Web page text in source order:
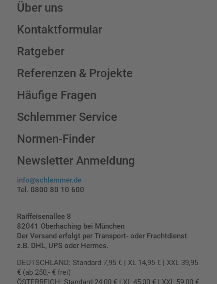
Über uns
Kontaktformular
Ratgeber
Referenzen & Projekte
Häufige Fragen
Schlemmer Service
Normen-Finder
Newsletter Anmeldung
info@schlemmer.de
Tel. 0800 80 10 600
Raiffeisenallee 8
82041 Oberhaching bei München
Der Versand erfolgt per Transport- oder Frachtdienst
z.B. DHL, UPS oder Hermes.
DEUTSCHLAND: Standard 7,95 € | XL 14,95 € | XXL 39,95
€ (ab 250,- € frei)
ÖSTERREICH: Standard 24,00 € | XL 45,00 € | XXL 59,00 €